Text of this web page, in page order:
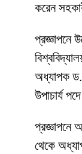
করেন
প্রজ্ঞাপনে
অধ্যাপক ড.
উপাচার্য
প্রজ্ঞাপনে
থেকে